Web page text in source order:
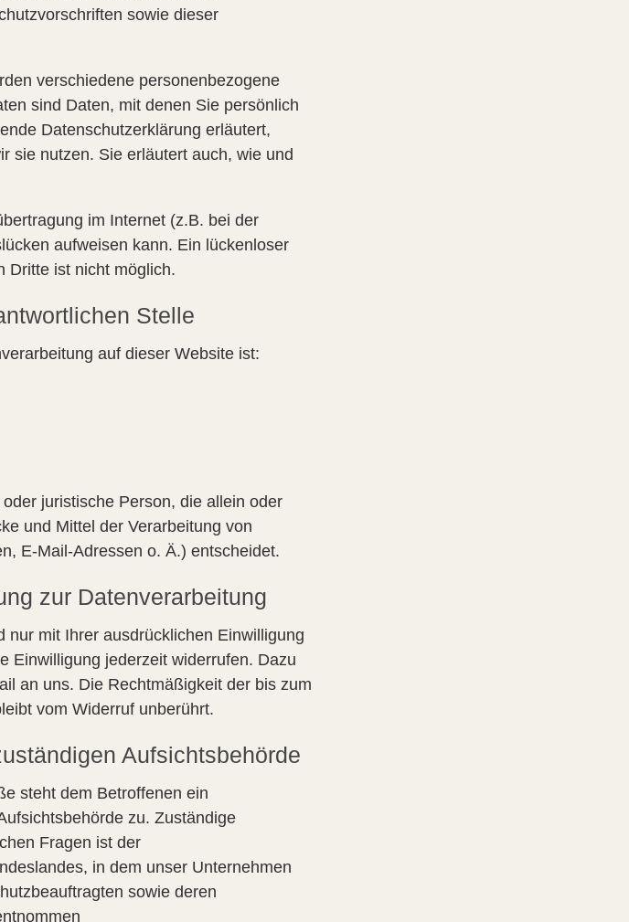
sowie dieser
verschiedene personenbezogene
sind Daten, mit denen Sie persönlich
Datenschutzerklärung erläutert,
sie nutzen. Sie erläutert auch, wie und
im Internet (z.B. bei der
aufweisen kann. Ein lückenloser
Dritte ist nicht möglich.
Stelle
auf dieser Website ist:
juristische Person, die allein oder
und Mittel der Verarbeitung von
E-Mail-Adressen o. Ä.) entscheidet.
zur Datenverarbeitung
mit Ihrer ausdrücklichen Einwilligung
Einwilligung jederzeit widerrufen. Dazu
an uns. Die Rechtmäßigkeit der bis zum
vom Widerruf unberührt.
Aufsichtsbehörde
steht dem Betroffenen ein
zu. Zuständige
Fragen ist der
in dem unser Unternehmen
sowie deren